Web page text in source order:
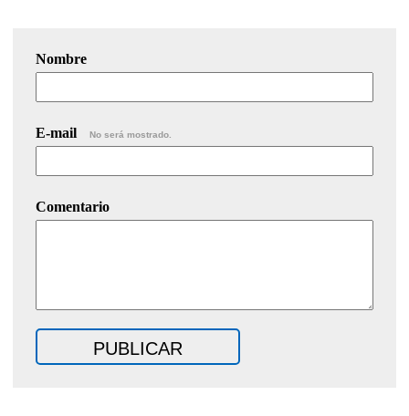
Nombre
E-mail No será mostrado.
Comentario